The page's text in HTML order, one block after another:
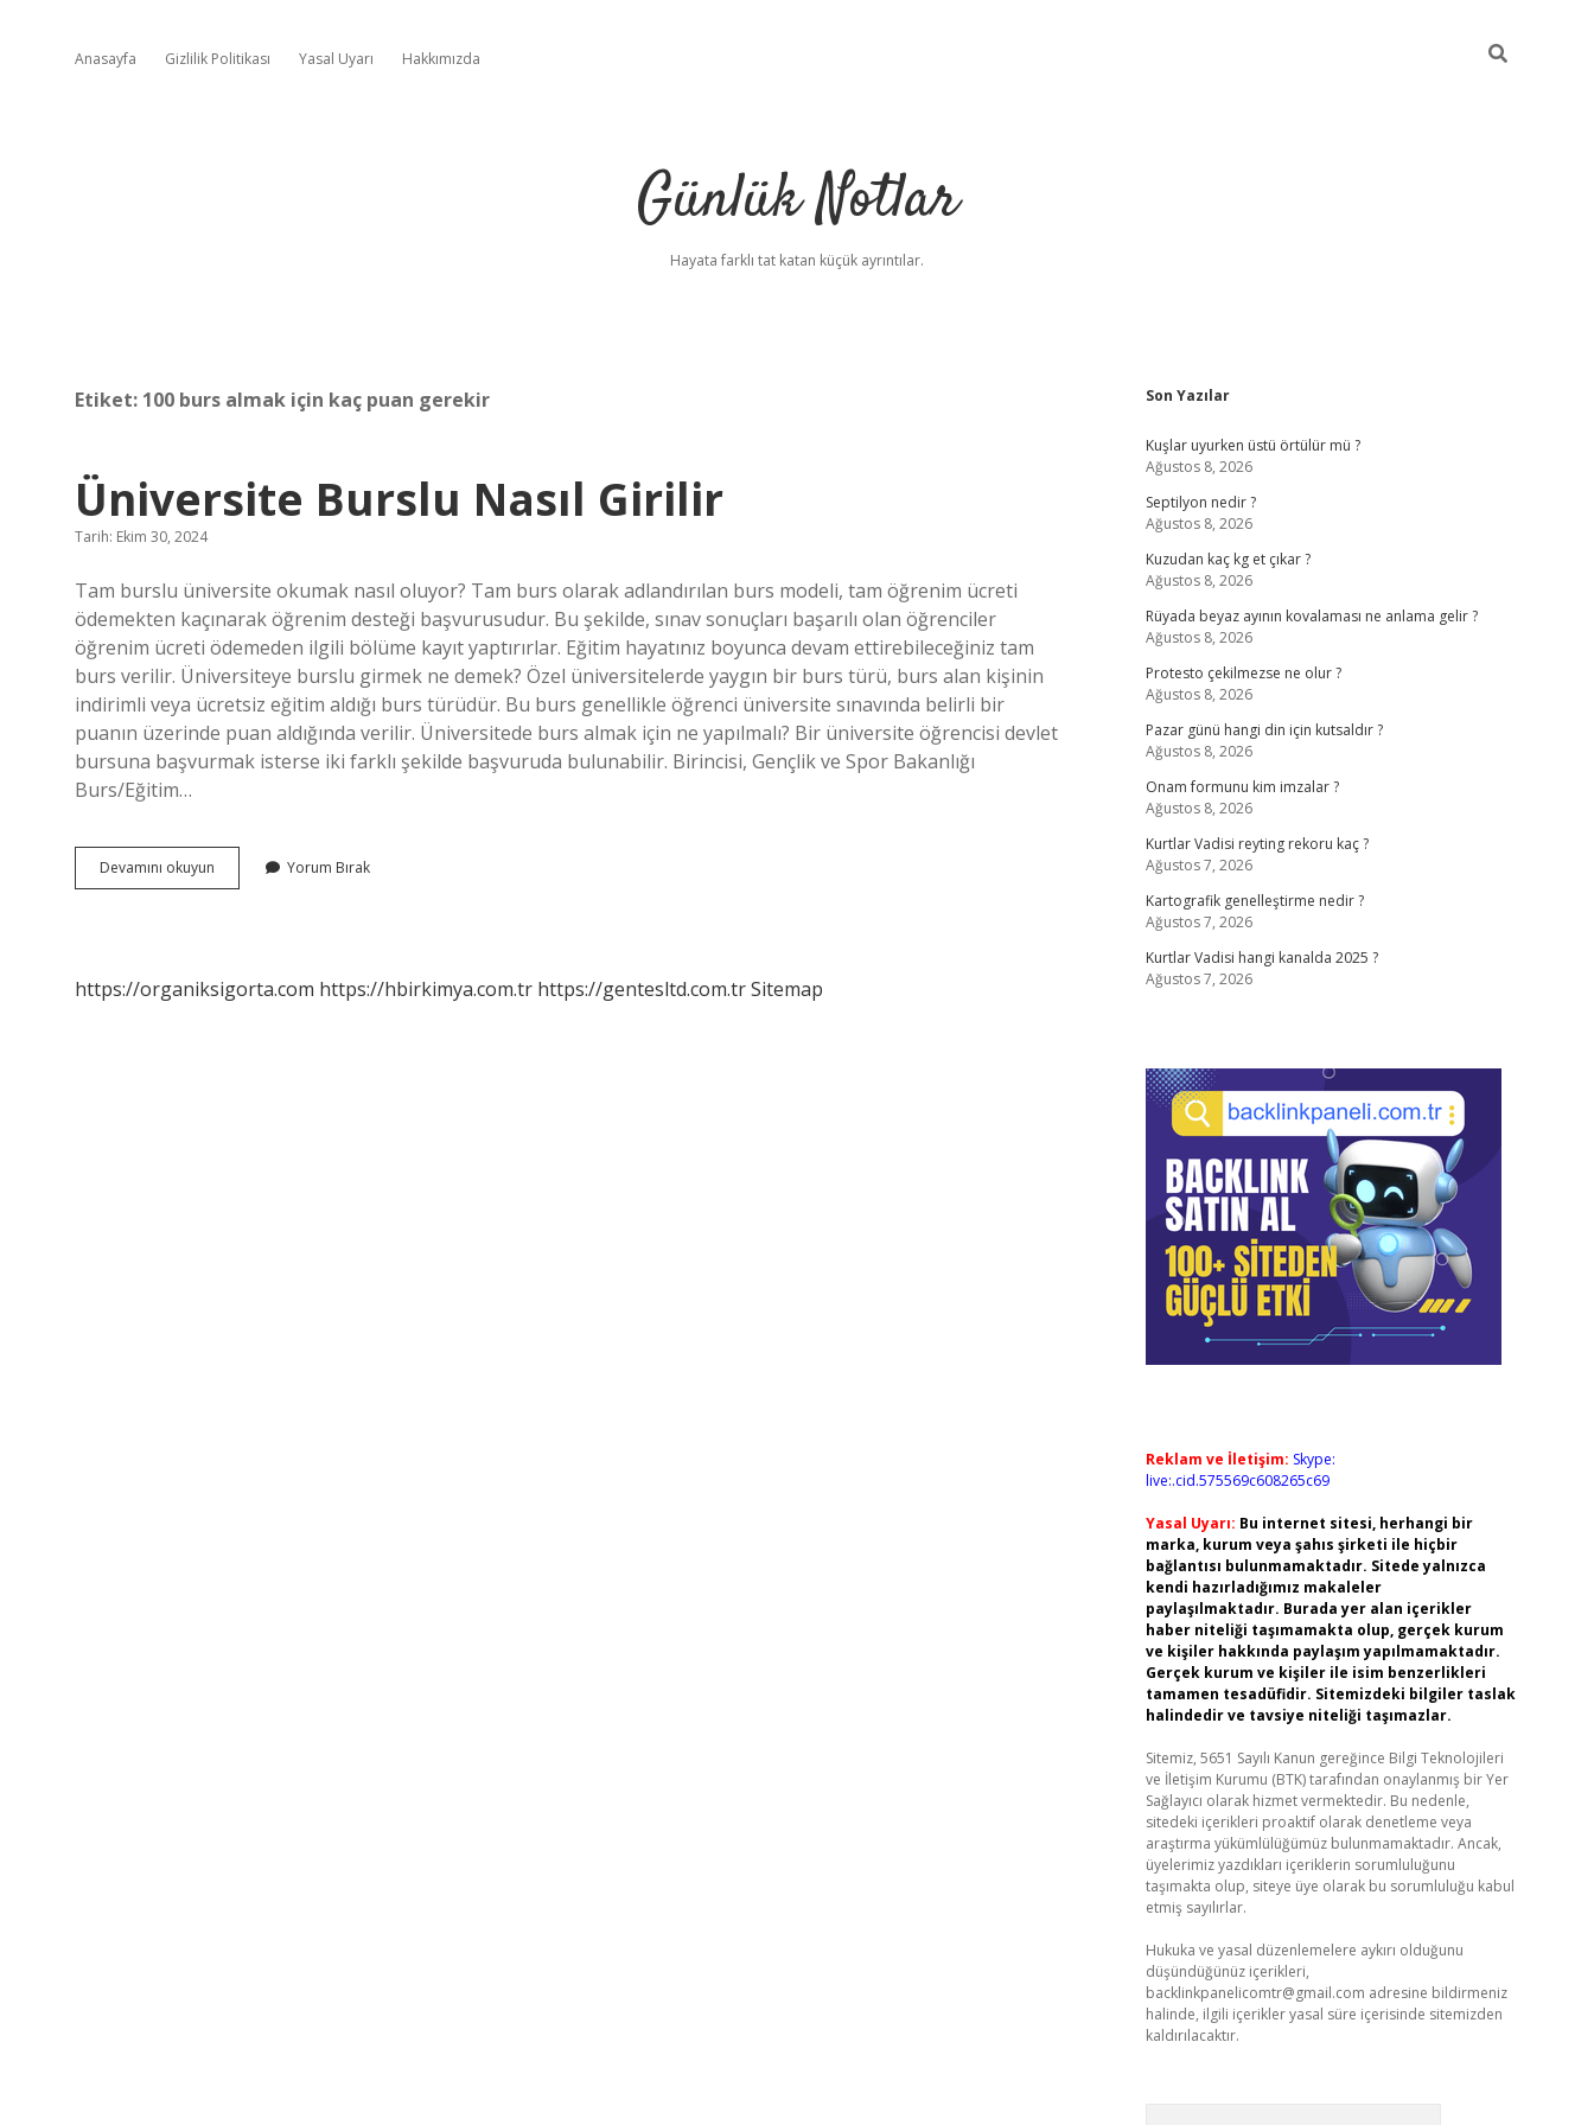
Anasayfa Gizlilik Politikası Yasal Uyarı Hakkımızda
Günlük Notlar
Hayata farklı tat katan küçük ayrıntılar.
Etiket: 100 burs almak için kaç puan gerekir
Üniversite Burslu Nasıl Girilir
Tarih: Ekim 30, 2024
Tam burslu üniversite okumak nasıl oluyor? Tam burs olarak adlandırılan burs modeli, tam öğrenim ücreti
ödemekten kaçınarak öğrenim desteği başvurusudur. Bu şekilde, sınav sonuçları başarılı olan öğrenciler
öğrenim ücreti ödemeden ilgili bölüme kayıt yaptırırlar. Eğitim hayatınız boyunca devam ettirebileceğiniz tam
burs verilir. Üniversiteye burslu girmek ne demek? Özel üniversitelerde yaygın bir burs türü, burs alan kişinin
indirimli veya ücretsiz eğitim aldığı burs türüdür. Bu burs genellikle öğrenci üniversite sınavında belirli bir
puanın üzerinde puan aldığında verilir. Üniversitede burs almak için ne yapılmalı? Bir üniversite öğrencisi devlet
bursuna başvurmak isterse iki farklı şekilde başvuruda bulunabilir. Birincisi, Gençlik ve Spor Bakanlığı
Burs/Eğitim…
Devamını okuyun Üniversite
Burslu
Yorum Bırak
https://organiksigorta.com https://hbirkimya.com.tr https://gentesltd.com.trSitemap
Sidebar
Son Yazılar
Kuşlar uyurken üstü örtülür mü ?
Ağustos 8, 2026
Septilyon nedir ?
Ağustos 8, 2026
Kuzudan kaç kg et çıkar ?
Ağustos 8, 2026
Rüyada beyaz ayının kovalaması ne anlama gelir ?
Ağustos 8, 2026
Protesto çekilmezse ne olur ?
Ağustos 8, 2026
Pazar günü hangi din için kutsaldır ?
Ağustos 8, 2026
Onam formunu kim imzalar ?
Ağustos 8, 2026
Kurtlar Vadisi reyting rekoru kaç ?
Ağustos 7, 2026
Kartografik genelleştirme nedir ?
Ağustos 7, 2026
Kurtlar Vadisi hangi kanalda 2025 ?
Ağustos 7, 2026
Reklam ve İletişim: Skype:
live:.cid.575569c608265c69
Yasal Uyarı: Bu internet sitesi, herhangi bir
marka, kurum veya şahıs şirketi ile hiçbir
bağlantısı bulunmamaktadır. Sitede yalnızca
kendi hazırladığımız makaleler
paylaşılmaktadır. Burada yer alan içerikler
haber niteliği taşımamakta olup, gerçek kurum
ve kişiler hakkında paylaşım yapılmamaktadır.
Gerçek kurum ve kişiler ile isim benzerlikleri
tamamen tesadüfidir. Sitemizdeki bilgiler taslak
halindedir ve tavsiye niteliği taşımazlar.
Sitemiz, 5651 Sayılı Kanun gereğince Bilgi Teknolojileri
ve İletişim Kurumu (BTK) tarafından onaylanmış bir Yer
Sağlayıcı olarak hizmet vermektedir. Bu nedenle,
sitedeki içerikleri proaktif olarak denetleme veya
araştırma yükümlülüğümüz bulunmamaktadır. Ancak,
üyelerimiz yazdıkları içeriklerin sorumluluğunu
taşımakta olup, siteye üye olarak bu sorumluluğu kabul
etmiş sayılırlar.
Hukuka ve yasal düzenlemelere aykırı olduğunu
düşündüğünüz içerikleri,
backlinkpanelicomtr@gmail.com adresine bildirmeniz
halinde, ilgili içerikler yasal süre içerisinde sitemizden
kaldırılacaktır.